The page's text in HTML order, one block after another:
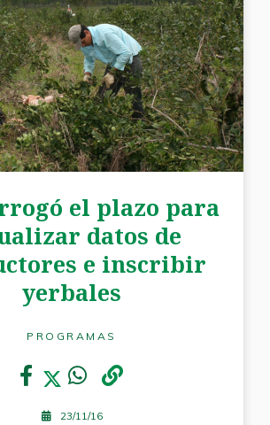
el plazo para
datos de
e inscribir
yerbales
PROGRAMAS
23/11/16